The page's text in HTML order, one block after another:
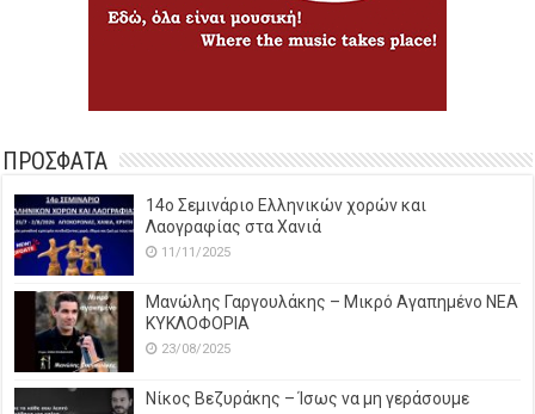
ΠΡΟΣΦΑΤΑ
14o Σεμινάριο Ελληνικών χορών και
Λαογραφίας στα Χανιά
11/11/2025
Μανώλης Γαργουλάκης – Μικρό Αγαπημένο NEΑ
ΚΥΚΛΟΦΟΡΙΑ
23/08/2025
Νίκος Βεζυράκης – Ίσως να μη γεράσουμε